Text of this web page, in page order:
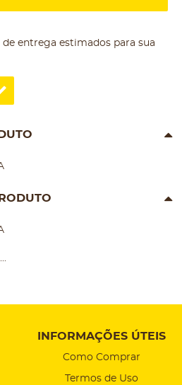
entrega estimados para sua
INFORMAÇÕES ÚTEIS
Como Comprar
Termos de Uso